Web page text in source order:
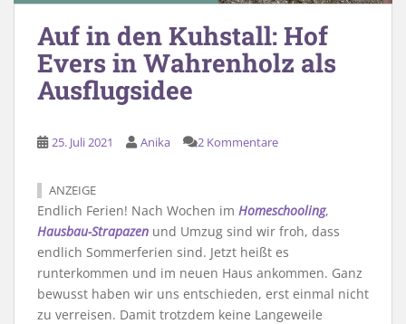
Auf in den Kuhstall: Hof
Evers in Wahrenholz als
Ausflugsidee
25. Juli 2021 Anika 2 Kommentare
ANZEIGE
Endlich Ferien! Nach Wochen im Homeschooling,
Hausbau-Strapazen und Umzug sind wir froh, dass
endlich Sommerferien sind. Jetzt heißt es
runterkommen und im neuen Haus ankommen. Ganz
bewusst haben wir uns entschieden, erst einmal nicht
zu verreisen. Damit trotzdem keine Langeweile